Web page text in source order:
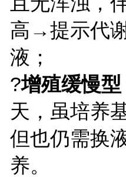
高→提示代
液；
?增殖缓慢型
天，虽培养
但也仍需换
养。